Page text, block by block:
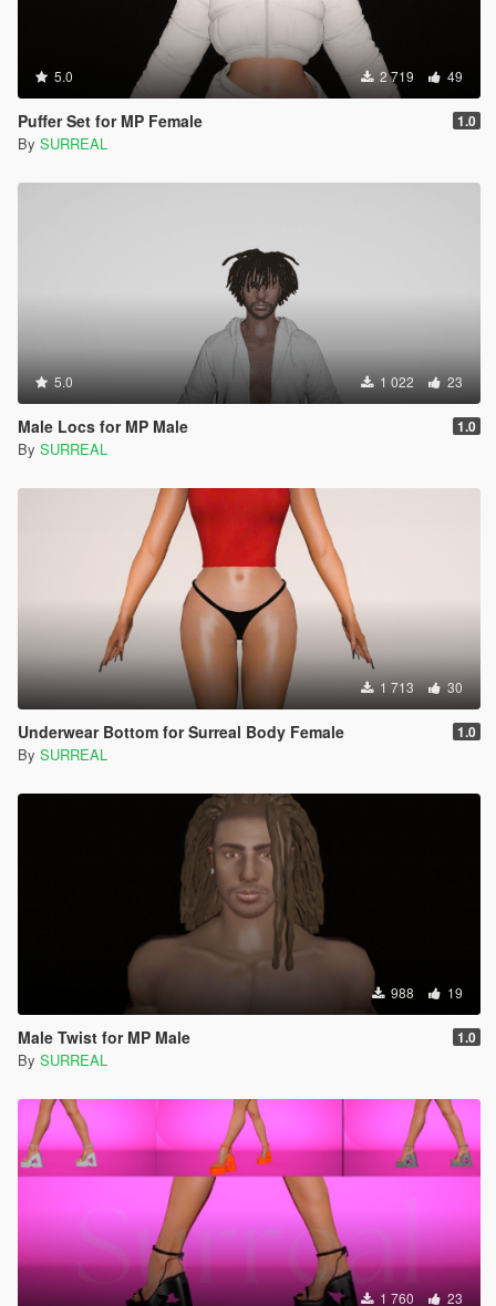
5.0 2 719 49
Puffer Set for MP Female 1.0
By SURREAL
5.0 1 022 23
Male Locs for MP Male 1.0
By SURREAL
1 713 30
Underwear Bottom for Surreal Body Female 1.0
By SURREAL
988 19
Male Twist for MP Male 1.0
By SURREAL
1 760 23